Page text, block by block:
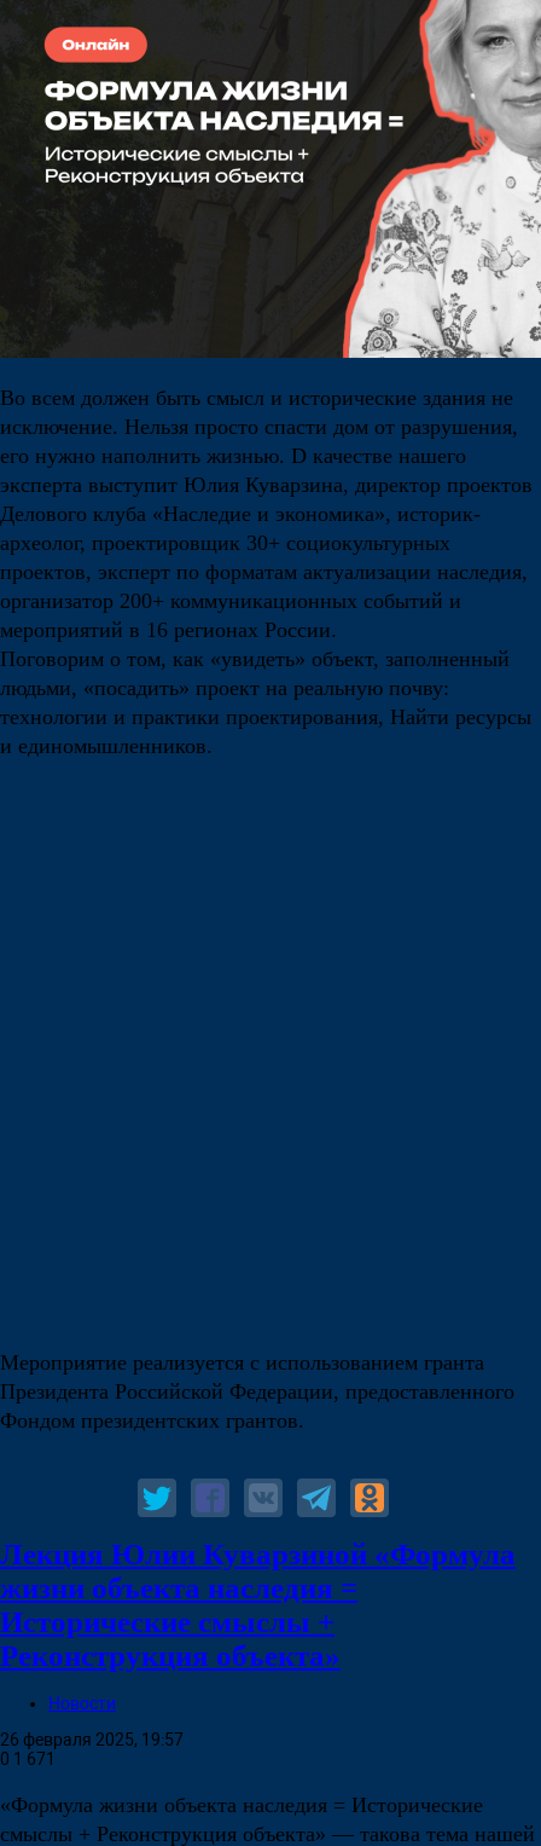
Во всем должен быть смысл и исторические здания не
исключение. Нельзя просто спасти дом от разрушения,
его нужно наполнить жизнью. D качестве нашего
эксперта выступит Юлия Куварзина, директор проектов
Делового клуба «Наследие и экономика», историк-
археолог, проектировщик 30+ социокультурных
проектов, эксперт по форматам актуализации наследия,
организатор 200+ коммуникационных событий и
мероприятий в 16 регионах России.
Поговорим о том, как «увидеть» объект, заполненный
людьми, «посадить» проект на реальную почву:
технологии и практики проектирования, Найти ресурсы
и единомышленников.
Мероприятие реализуется с использованием гранта
Президента Российской Федерации, предоставленного
Фондом президентских грантов.
Лекция Юлии Куварзиной «Формула
жизни объекта наследия =
Исторические смыслы +
Реконструкция объекта»
Новости
26 февраля 2025, 19:57
0 1 671
«Формула жизни объекта наследия = Исторические
смыслы + Реконструкция объекта» — такова тема нашей